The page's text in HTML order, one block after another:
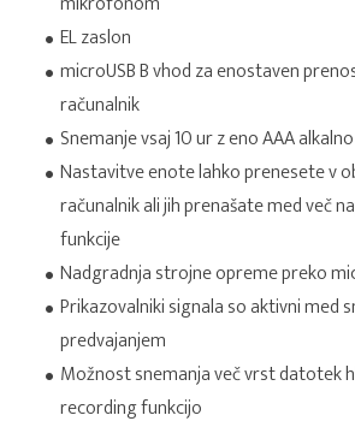
EL zaslon
microUSB B vhod za enostaven
računalnik
Snemanje vsaj 10 ur z eno AAA
Nastavitve enote lahko prenesete v
računalnik ali jih prenašate med več
funkcije
Nadgradnja strojne opreme preko
Prikazovalniki signala so aktivni med
predvajanjem
Možnost snemanja več vrst datotek
recording funkcijo